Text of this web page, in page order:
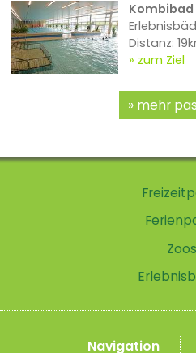
Distanz:
zum Ziel
mehr
Zoos
Navigation